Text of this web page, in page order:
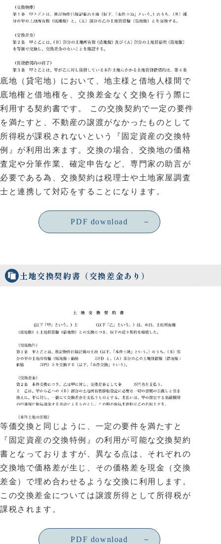
底地（貸宅地）において、地主様と借地人様間で
底地権と借地権を、交換差金なく交換を行う際に
利用する契約書です。 この交換契約で一定の要件
を満たすと、不動産の譲渡がなかったものとして
所得税が課税されないという『固定資産の交換特
例』が利用出来ます。交換の場合、交換地の価格
査定や分筆作業、確定申告など、専門家の助言が
必要である為、交換契約は税理士や土地家屋調査
士と連携して対応をすることになります。
PDF download
土地交換契約書（交換差金あり）
等価交換と同じように、一定の要件を満たすと
『固定資産の交換特例』の利用が可能な交換契約
書となっておりますが、異なる点は、それぞれの
交換地で価格差が生じ、その価格差を現金（交換
差金）で埋め合わせるような交換に利用します。
この交換差金については譲渡所得として所得税が
課税されます。
PDF download